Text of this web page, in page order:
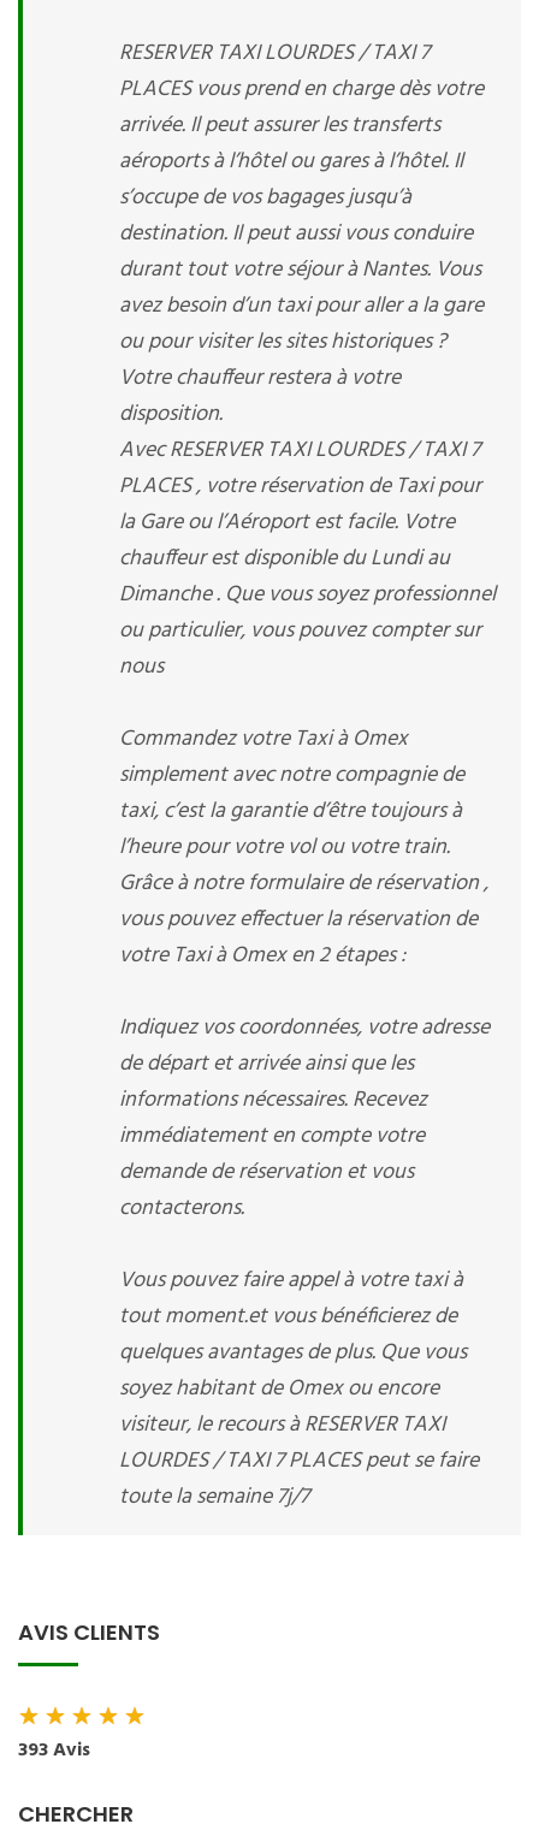
RESERVER TAXI LOURDES / TAXI 7
PLACES vous prend en charge dès votre
arrivée. Il peut assurer les transferts
aéroports à l’hôtel ou gares à l’hôtel. Il
s’occupe de vos bagages jusqu’à
destination. Il peut aussi vous conduire
durant tout votre séjour à Nantes. Vous
avez besoin d’un taxi pour aller a la gare
ou pour visiter les sites historiques ?
Votre chauffeur restera à votre
disposition.
Avec RESERVER TAXI LOURDES / TAXI 7
PLACES , votre réservation de Taxi pour
la Gare ou l’Aéroport est facile. Votre
chauffeur est disponible du Lundi au
Dimanche . Que vous soyez professionnel
ou particulier, vous pouvez compter sur
nous
Commandez votre Taxi à Omex
simplement avec notre compagnie de
taxi, c’est la garantie d’être toujours à
l’heure pour votre vol ou votre train.
Grâce à notre formulaire de réservation ,
vous pouvez effectuer la réservation de
votre Taxi à Omex en 2 étapes :
Indiquez vos coordonnées, votre adresse
de départ et arrivée ainsi que les
informations nécessaires. Recevez
immédiatement en compte votre
demande de réservation et vous
contacterons.
Vous pouvez faire appel à votre taxi à
tout moment.et vous bénéficierez de
quelques avantages de plus. Que vous
soyez habitant de Omex ou encore
visiteur, le recours à RESERVER TAXI
LOURDES / TAXI 7 PLACES peut se faire
toute la semaine 7j/7
AVIS CLIENTS
★★★★★
393 Avis
CHERCHER